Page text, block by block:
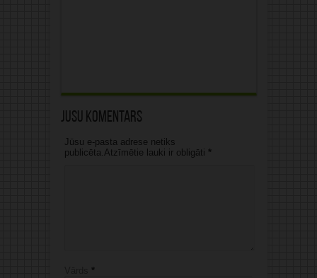
Jūsu komentārs
Jūsu e-pasta adrese netiks
publicēta.Atzīmētie lauki ir obligāti *
*